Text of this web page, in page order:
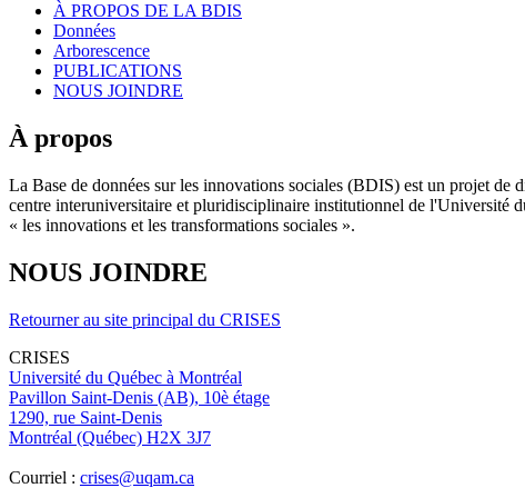
À PROPOS DE LA BDIS
Données
Arborescence
PUBLICATIONS
NOUS JOINDRE
À propos
La Base de données sur les innovations sociales (BDIS) est un projet de
centre interuniversitaire et pluridisciplinaire institutionnel de l'Université
« les innovations et les transformations sociales ».
NOUS JOINDRE
Retourner au site principal du CRISES
CRISES
Université du Québec à Montréal
Pavillon Saint-Denis (AB), 10è étage
1290, rue Saint-Denis
Montréal (Québec) H2X 3J7
Courriel : crises@uqam.ca